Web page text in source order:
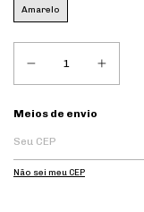
Amarelo
Entregas para o CEP:
Meios de envio
Não sei meu CEP